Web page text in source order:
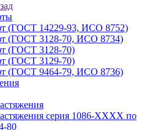
(ГОСТ 14229-93, ИСО 8752)
(ГОСТ 3128-70, ИСО 8734)
(ГОСТ 3128-70)
(ГОСТ 3129-70)
(ГОСТ 9464-79, ИСО 8736)
серия 1086-ХХХХ по